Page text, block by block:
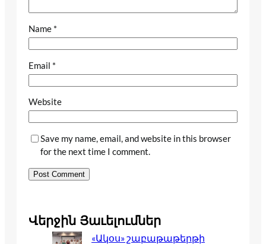
Name *
Email *
Website
Save my name, email, and website in this browser
for the next time I comment.
Վերջին Յաւելումներ
«Ակօս» շաբաթաթերթի